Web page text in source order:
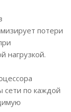
потери
нагрузкой.
сети по каждой